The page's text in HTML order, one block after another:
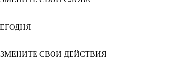
СВОИ ДЕЙСТВИЯ